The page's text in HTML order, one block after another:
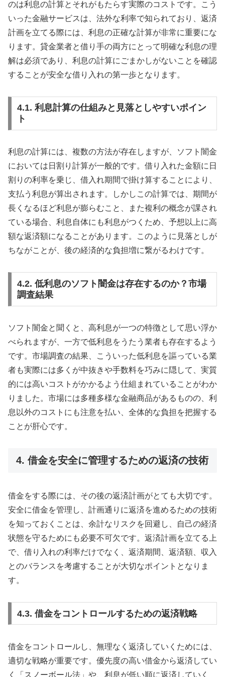
のは利息の計算とそれがもたらす実際のコストです。こう
いった金融サービスは、法外な利率で知られており、返済
計画を立てる際には、利息の正確な計算が非常に重要にな
ります。貸金業者と借り手の両方にとって明確な利息の理
解は必須であり、利息の計算にごまかしがないことを確認
することが安全な借り入れの第一歩となります。
4.1. 利息計算の仕組みと見落としやすいポイン
ト
利息の計算には、複数の方法が存在しますが、ソフト闇金
においては日割り計算が一般的です。借り入れた金額に日
割りの利率を乗じ、借入れ期間で掛け算することにより、
支払う利息が算出されます。しかしこの計算では、期間が
長くなるほど利息が膨らむこと、また複利の概念が課され
ている場合、利息自体にも利息がつくため、予想以上に高
額な返済額になることがあります。このように見落としが
ちながことが、後の経済的な負担増に繋がるわけです。
4.2. 低利息のソフト闇金は存在するのか？市場
調査結果
ソフト闇金と聞くと、高利息が一つの特徴として思い浮か
べられますが、一方で低利息をうたう業者も存在するよう
です。市場調査の結果、こういった低利息を謳っている業
者も実際には多くが中抜きや手数料を巧みに隠して、実質
的には高いコストがかかるよう仕組まれていることがわか
りました。市場には多種多様な金融商品があるものの、利
息以外のコストにも注意を払い、全体的な負担を把握する
ことが肝心です。
4. 借金を安全に管理するための返済の技術
借金をする際には、その後の返済計画がとても大切です。
安全に借金を管理し、計画通りに返済を進めるための技術
を知っておくことは、余計なリスクを回避し、自己の経済
状態を守るためにも必要不可欠です。返済計画を立てる上
で、借り入れの利率だけでなく、返済期間、返済額、収入
とのバランスを考慮することが大切なポイントとなりま
す。
4.3. 借金をコントロールするための返済戦略
借金をコントロールし、無理なく返済していくためには、
適切な戦略が重要です。優先度の高い借金から返済してい
く「スノーボール法」や、利息が低い順に返済していく